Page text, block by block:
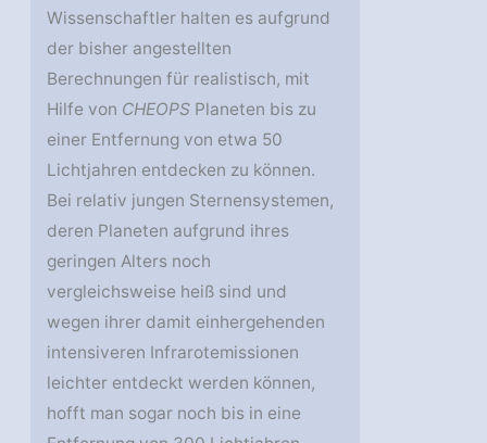
Wissenschaftler halten es aufgrund
der bisher angestellten
Berechnungen für realistisch, mit
Hilfe von CHEOPS Planeten bis zu
einer Entfernung von etwa 50
Lichtjahren entdecken zu können.
Bei relativ jungen Sternensystemen,
deren Planeten aufgrund ihres
geringen Alters noch
vergleichsweise heiß sind und
wegen ihrer damit einhergehenden
intensiveren Infrarotemissionen
leichter entdeckt werden können,
hofft man sogar noch bis in eine